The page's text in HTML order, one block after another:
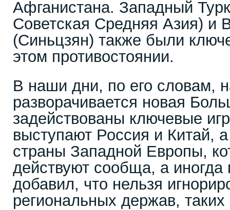
Афганистана. Западный
Советская Средняя Азия) и
(Синьцзян) также были
этом противостоянии.
В наши дни, по его словам,
разворачивается новая
задействованы ключевые
выступают Россия и
страны Западной Европы,
действуют сообща, а иногда
добавил, что нельзя
региональных держав,